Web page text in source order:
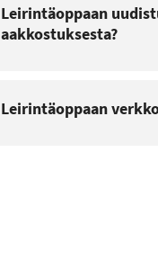
Leirintäoppaan
aakkostuksesta?
Leirintäoppaan